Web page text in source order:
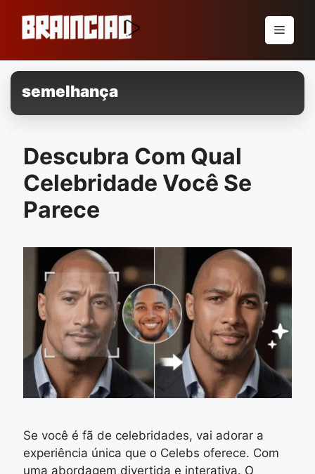
conteúdo
Menu
semelhança
Descubra Com Qual
Celebridade Você Se
Parece
Se você é fã de celebridades, vai adorar a
experiência única que o Celebs oferece. Com
uma abordagem divertida e interativa. O